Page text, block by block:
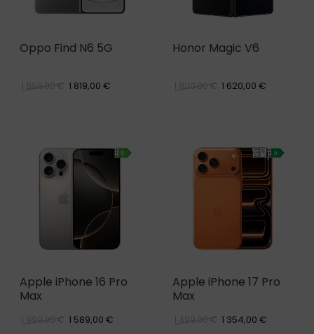
Oppo Find N6 5G
1 899,00 € 1 819,00 €
Honor Magic V6
1 800,00 € 1 620,00 €
Apple iPhone 16 Pro
Max
1 999,00 € 1 589,00 €
Apple iPhone 17 Pro
Max
1 499,00 € 1 354,00 €